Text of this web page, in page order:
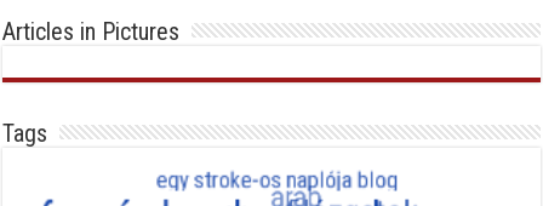
Articles in Pictures
Tags